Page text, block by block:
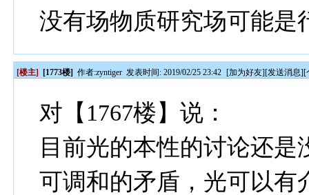
没有场物质研究场可能是
[楼主] [1773楼] 作者:zyntiger 发表时间: 2019/02/25 23:42 [加为好友][发送消息][
对【1767楼】说：
目前光的本性的讨论还
可调和的矛盾，光可以有